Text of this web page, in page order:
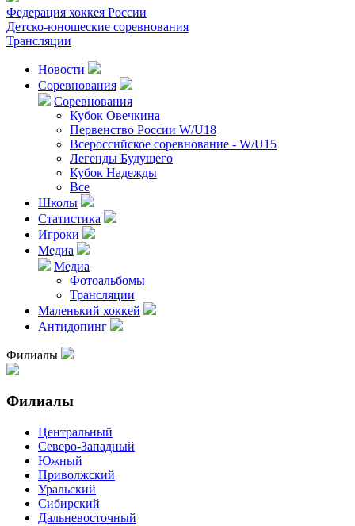
Федерация хоккея России
Детско-юношеские соревнования
Трансляции
Новости
Соревнования
Соревнования
Кубок Овечкина
Первенство России W/U18
Всероссийское соревнование - W/U15
Легенды Будущего
Кубок Надежды
Все
Школы
Статистика
Игроки
Медиа
Медиа
Фотоальбомы
Трансляции
Маленький хоккей
Антидопинг
Филиалы
Филиалы
Центральный
Северо-Западный
Южный
Приволжский
Уральский
Сибирский
Дальневосточный